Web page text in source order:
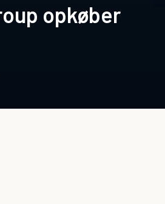
opkøber